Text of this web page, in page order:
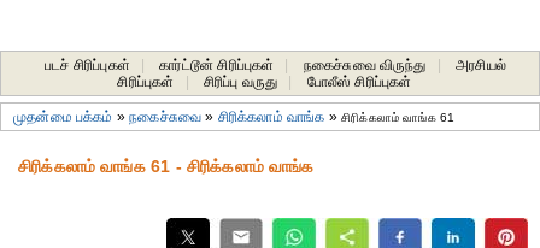
படச் சிரிப்புகள் கார்ட்டூன் சிரிப்புகள் நகைச்சுவை விருந்து
அரசியல்
சிரிப்புகள்
சிரிப்பு வருது போலீஸ் சிரிப்புகள்
முதன்மை பக்கம் »நகைச்சுவை » சிரிக்கலாம் வாங்க » சிரிக்கலாம் வாங்க 61
சிரிக்கலாம் வாங்க 61 - சிரிக்கலாம் வாங்க